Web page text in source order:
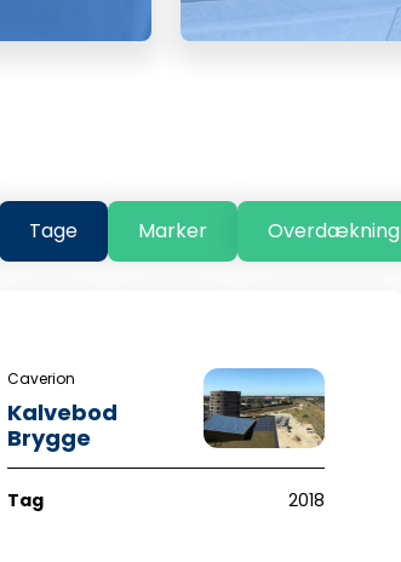
Tage Marker Overdækning
Caverion
Kalvebod
Brygge
Tag 2018